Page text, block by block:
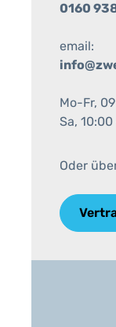
0160
email:
Mo-Fr,
Sa,
Oder